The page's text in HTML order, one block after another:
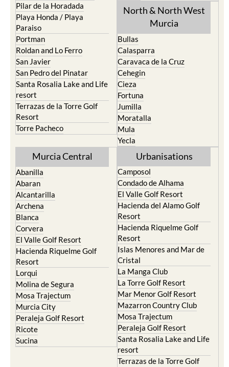
Pilar de la Horadada
Playa Honda / Playa
Paraiso
Portman
Roldan and Lo Ferro
San Javier
San Pedro del Pinatar
Santa Rosalia Lake and Life
resort
Terrazas de la Torre Golf
Resort
Torre Pacheco
North & North West
Murcia
Bullas
Calasparra
Caravaca de la Cruz
Cehegin
Cieza
Fortuna
Jumilla
Moratalla
Mula
Yecla
Murcia Central
Abanilla
Abaran
Alcantarilla
Archena
Blanca
Corvera
El Valle Golf Resort
Hacienda Riquelme Golf
Resort
Lorqui
Molina de Segura
Mosa Trajectum
Murcia City
Peraleja Golf Resort
Ricote
Sucina
Urbanisations
Camposol
Condado de Alhama
El Valle Golf Resort
Hacienda del Alamo Golf
Resort
Hacienda Riquelme Golf
Resort
Islas Menores and Mar de
Cristal
La Manga Club
La Torre Golf Resort
Mar Menor Golf Resort
Mazarron Country Club
Mosa Trajectum
Peraleja Golf Resort
Santa Rosalia Lake and Life
resort
Terrazas de la Torre Golf